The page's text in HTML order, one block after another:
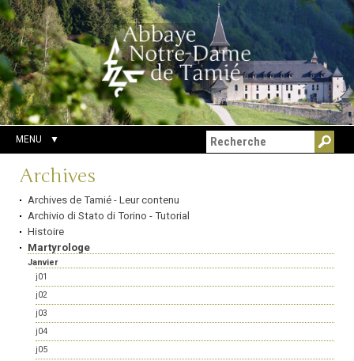
Aller
au
contenu.
|
Aller
à
la
navigation
Outils
personnels
Chercher par
Recherche
avancée…
MENU
Navigation
Archives
Archives de Tamié - Leur contenu
Archivio di Stato di Torino - Tutorial
Histoire
Martyrologe
Janvier
j01
j02
j03
j04
j05